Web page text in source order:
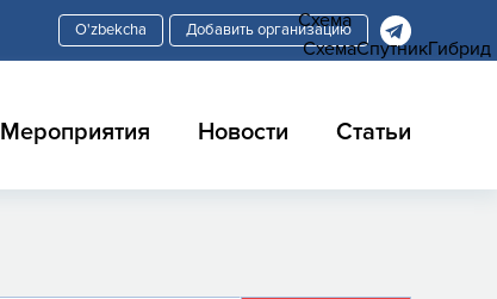
Добавить организацию
Мероприятия Новости Статьи
Схема
СхемаСпутникГибрид